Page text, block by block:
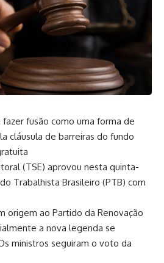
fusão como uma forma de
cláusula de barreiras do fundo
(TSE) aprovou nesta quinta-
Trabalhista Brasileiro (PTB) com
origem ao Partido da Renovação
a nova legenda se
ministros seguiram o voto da